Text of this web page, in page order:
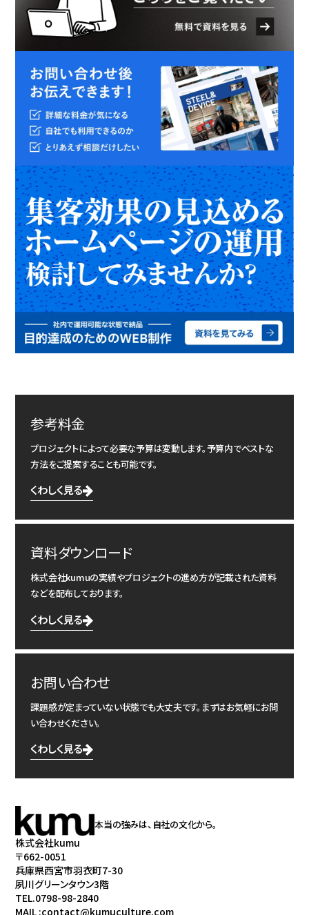
参考料金
プロジェクトによって必要な予算は変動します。予算内でベストな
方法をご提案することも可能です。
くわしく見る
資料ダウンロード
株式会社kumuの実績やプロジェクトの進め方が記載された資料
などを配布しております。
くわしく見る
お問い合わせ
課題感が定まっていない状態でも大丈夫です。まずはお気軽にお問
い合わせください。
くわしく見る
本当の強みは、自社の文化から。
株式会社kumu
〒662-0051
兵庫県西宮市羽衣町7-30
夙川グリーンタウン3階
TEL.0798-98-2840
MAIL :contact@kumuculture.com